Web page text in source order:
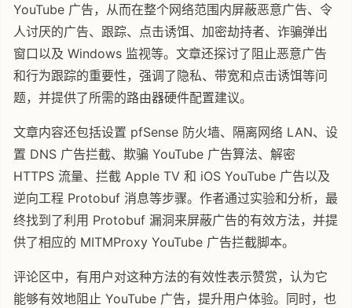
YouTube 广告，从而在整个网络范围内屏蔽恶意广告、令
人讨厌的广告、跟踪、点击诱饵、加密劫持者、诈骗弹出
窗口以及 Windows 监视等。文章还探讨了阻止恶意广告
和行为跟踪的重要性，强调了隐私、带宽和点击诱饵等问
题，并提供了所需的路由器硬件配置建议。
文章内容还包括设置 pfSense 防火墙、隔离网络 LAN、设
置 DNS 广告拦截、欺骗 YouTube 广告算法、解密
HTTPS 流量、拦截 Apple TV 和 iOS YouTube 广告以及
逆向工程 Protobuf 消息等步骤。作者通过实验和分析，最
终找到了利用 Protobuf 漏洞来屏蔽广告的有效方法，并提
供了相应的 MITMProxy YouTube 广告拦截脚本。
评论区中，有用户对这种方法的有效性表示赞赏，认为它
能够有效地阻止 YouTube 广告，提升用户体验。同时，也